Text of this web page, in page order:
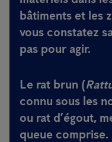
bâtiments et les
vous constatez
pas pour agir.
Le rat brun (
connu sous les
ou rat d’égout,
queue comprise.